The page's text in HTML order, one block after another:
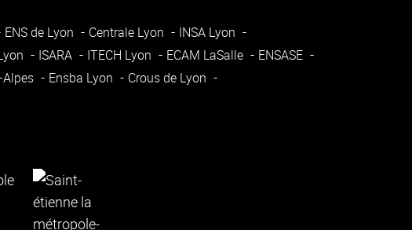
ENS de Lyon Centrale Lyon
INSA Lyon
ISARA ITECH Lyon ECAM LaSalle
ENSASE
Alpes Ensba Lyon
Crous de Lyon